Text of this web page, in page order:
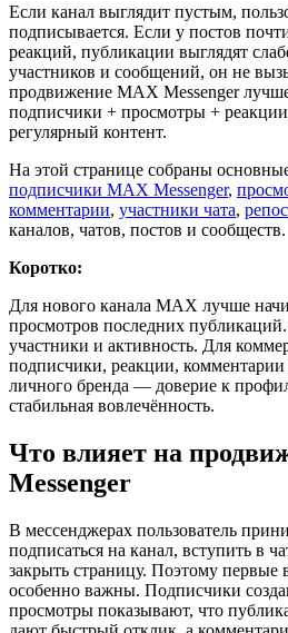
Если канал выглядит пустым,
подписывается. Если у постов
реакций, публикации выглядят
участников и сообщений, он не
продвижение MAX Messenger
подписчики + просмотры +
регулярный контент.
На этой странице собраны
подписчики MAX Messenger,
комментарии, участники чата,
каналов, чатов, постов и сообществ.
Коротко:
Для нового канала MAX лучше
просмотров последних
участники и активность. Для
подписчики, реакции,
личного бренда — доверие к
стабильная вовлечённость.
Что влияет на
Messenger
В мессенджерах пользователь
подписаться на канал, вступить в
закрыть страницу. Поэтому
особенно важны. Подписчики
просмотры показывают, что